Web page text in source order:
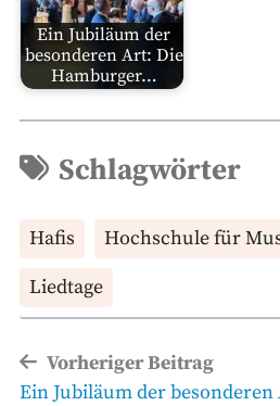
Ein Jubiläum der
besonderen Art: Die
Hamburger…
Schlagwörter
Hafis
Hochschule für
Liedtage
Vorheriger Beitrag
Vorheriger
Ein Jubiläum der